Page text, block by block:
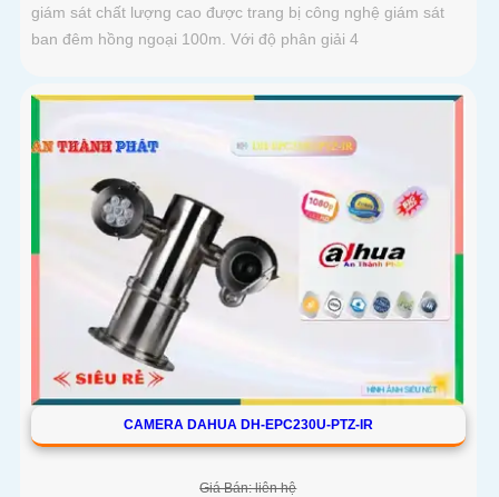
giám sát chất lượng cao được trang bị công nghệ giám sát
ban đêm hồng ngoại 100m. Với độ phân giải 4
CAMERA DAHUA DH-EPC230U-PTZ-IR
Giá Bán: liên hệ